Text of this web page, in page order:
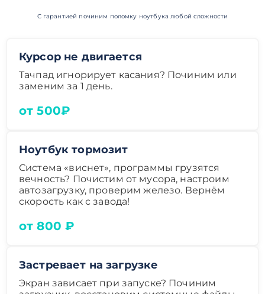
С гарантией починим поломку ноутбука любой сложности
Курсор не двигается
Тачпад игнорирует касания? Починим или
заменим за 1 день.
от 500₽
Ноутбук тормозит
Система «виснет», программы грузятся
вечность? Почистим от мусора, настроим
автозагрузку, проверим железо. Вернём
скорость как с завода!
от 800 ₽
Застревает на загрузке
Экран зависает при запуске? Починим